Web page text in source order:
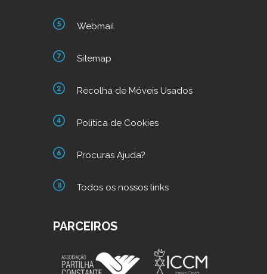
Webmail
Sitemap
Recolha de Móveis Usados
Política de Cookies
Procuras Ajuda?
Todos os nossos links
PARCEIROS